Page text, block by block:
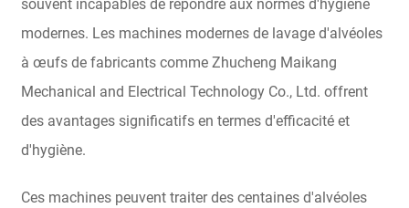
souvent incapables de répondre aux normes d'hygiène
modernes. Les machines modernes de lavage d'alvéoles
à œufs de fabricants comme Zhucheng Maikang
Mechanical and Electrical Technology Co., Ltd. offrent
des avantages significatifs en termes d'efficacité et
d'hygiène.
Ces machines peuvent traiter des centaines d'alvéoles